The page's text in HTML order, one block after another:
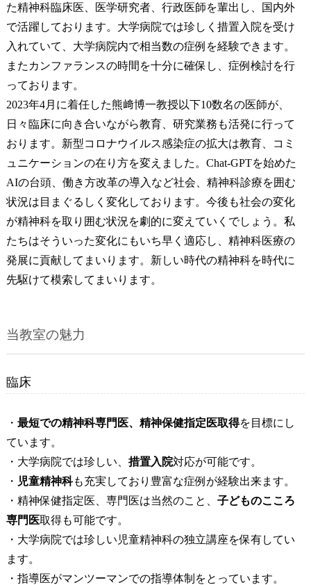
た精神科臨床医、医学研究者、行政医師を輩出し、国内外
で活躍しております。大学病院では珍しく措置入院を受け
入れていて、大学病院内で相当数の症例を経験できます。
またカンファランスの時間を十分に確保し、症例検討を行
っております。
2023年4月に着任した熊﨑博一教授以下10数名の医師が、
日々臨床に向き合いながら教育、研究業務も活発に行って
おります。新型コロナウイルス感染症の拡大は教育、コミ
ュニケーションの在り方を変えました。Chat-GPTを始めた
AIの台頭、働き方改革の導入など社会、精神科診療を囲む
状況は目まぐるしく変化しております。今後も社会の変化
が精神科を取り囲む状況を劇的に変えていくでしょう。私
たちはそういった変化にもいち早く適応し、精神科医療の
発展に貢献してまいります。新しい時代の精神科を時代に
先駆けて模索してまいります。
当教室の魅力
臨床
・ 最短での精神科専門医、精神保健指定医取得を目標にし
ています。
・大学病院では珍しい、 措置入院対応が可能です。
・ 児童精神科も充実しており豊富な症例が経験出来ます。
・精神保健指定医、専門医は当然のこと、 子どものこころ
専門医取得も可能です。
・大学病院では珍しい児童精神科の独立講座を保有してい
ます。
・指導医がマンツーマンでの指導体制をとっています。